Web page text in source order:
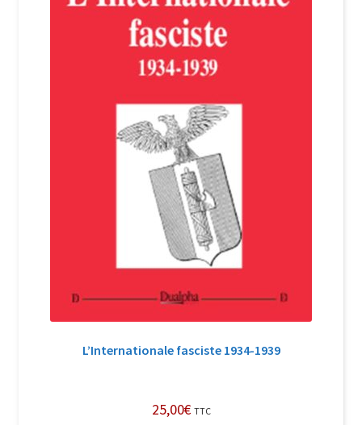
Politique de confidentialité et cookies
Soutien à Philippe Randa
L’Internationale fasciste 1934-1939
25,00€ TTC